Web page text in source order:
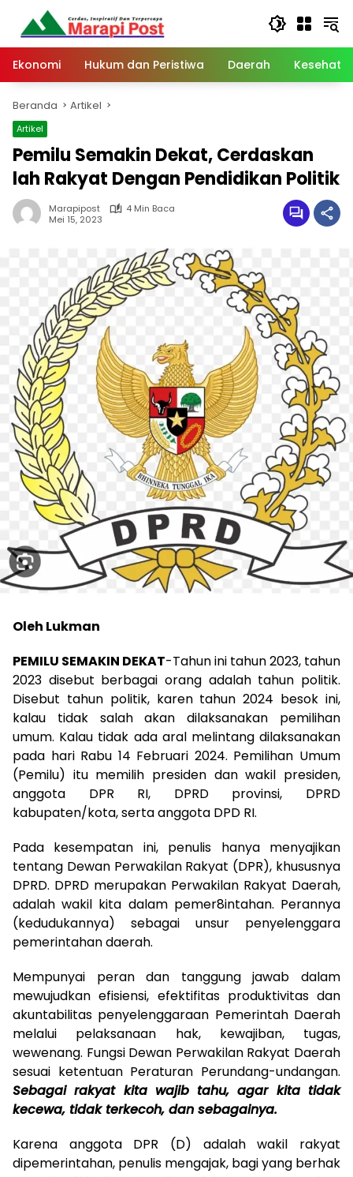
Langsung
konten
Ekonomi
Hukum dan Peristiwa Daerah
Beranda Artikel
Artikel
Pemilu Semakin Dekat, Cerdaskan
lah Rakyat Dengan Pendidikan Politik
Marapipost
4 Min Baca
Mei 15, 2023
Oleh Lukman
PEMILU SEMAKIN DEKAT-Tahun ini tahun 2023, tahun
2023 disebut berbagai orang adalah tahun politik.
Disebut tahun politik, karen tahun 2024 besok ini,
kalau tidak salah akan dilaksanakan pemilihan
umum. Kalau tidak ada aral melintang dilaksanakan
pada hari Rabu 14 Februari 2024. Pemilihan Umum
(Pemilu) itu memilih presiden dan wakil presiden,
anggota DPR RI, DPRD provinsi, DPRD
kabupaten/kota, serta anggota DPD RI.
Pada kesempatan ini, penulis hanya menyajikan
tentang Dewan Perwakilan Rakyat (DPR), khususnya
DPRD. DPRD merupakan Perwakilan Rakyat Daerah,
adalah wakil kita dalam pemer8intahan. Perannya
(kedudukannya) sebagai unsur penyelenggara
pemerintahan daerah.
Mempunyai peran dan tanggung jawab dalam
mewujudkan efisiensi, efektifitas produktivitas dan
akuntabilitas penyelenggaraan Pemerintah Daerah
melalui pelaksanaan hak, kewajiban, tugas,
wewenang. Fungsi Dewan Perwakilan Rakyat Daerah
sesuai ketentuan Peraturan Perundang-undangan.
Sebagai rakyat kita wajib tahu, agar kita tidak
kecewa, tidak terkecoh, dan sebagainya.
Karena anggota DPR (D) adalah wakil rakyat
dipemerintahan, penulis mengajak, bagi yang berhak